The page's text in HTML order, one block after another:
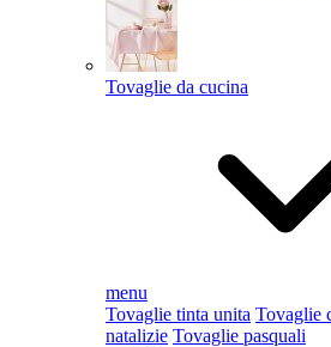
Tovaglie da cucina
menu
Tovaglie tinta unita Tovaglie
natalizie Tovaglie pasquali